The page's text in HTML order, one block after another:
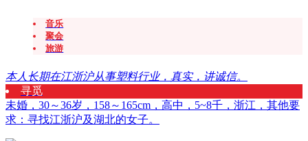
音乐
聚会
旅游
本人长期在江浙沪从事塑料行业，真实，讲诚信。
寻觅
未婚，30～36岁，158～165cm，高中，5~8千，浙江，其他要
求：寻找江浙沪及湖北的女子。